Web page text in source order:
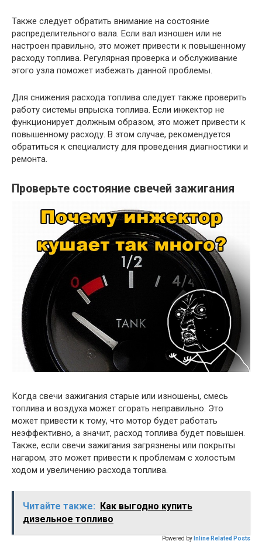
Также следует обратить внимание на состояние
распределительного вала. Если вал изношен или не
настроен правильно, это может привести к повышенному
расходу топлива. Регулярная проверка и обслуживание
этого узла поможет избежать данной проблемы.
Для снижения расхода топлива следует также проверить
работу системы впрыска топлива. Если инжектор не
функционирует должным образом, это может привести к
повышенному расходу. В этом случае, рекомендуется
обратиться к специалисту для проведения диагностики и
ремонта.
Проверьте состояние свечей зажигания
Когда свечи зажигания старые или изношены, смесь
топлива и воздуха может сгорать неправильно. Это
может привести к тому, что мотор будет работать
неэффективно, а значит, расход топлива будет повышен.
Также, если свечи зажигания загрязнены или покрыты
нагаром, это может привести к проблемам с холостым
ходом и увеличению расхода топлива.
Читайте также: Как выгодно купить
дизельное топливо
Powered by Inline Related Posts